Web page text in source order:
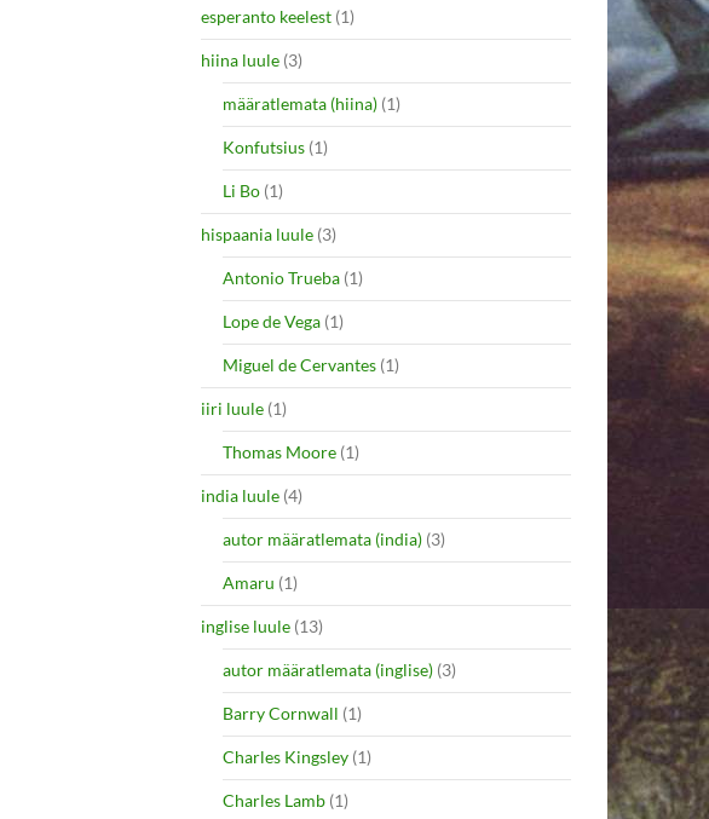
esperanto keelest (1)
hiina luule (3)
määratlemata (hiina) (1)
Konfutsius (1)
Li Bo (1)
hispaania luule (3)
Antonio Trueba (1)
Lope de Vega (1)
Miguel de Cervantes (1)
iiri luule (1)
Thomas Moore (1)
india luule (4)
autor määratlemata (india) (3)
Amaru (1)
inglise luule (13)
autor määratlemata (inglise) (3)
Barry Cornwall (1)
Charles Kingsley (1)
Charles Lamb (1)